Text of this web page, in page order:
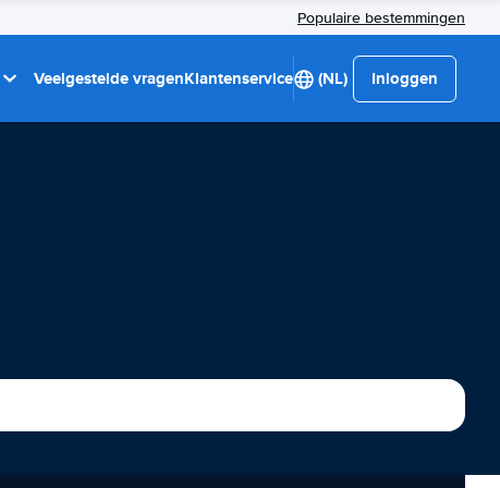
Populaire bestemmingen
Veelgestelde vragenKlantenservice (NL) Inloggen